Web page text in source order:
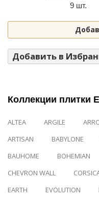
9 шт.
Добавить в
Коллекции плитки
ALTEA ARGILE
ARTISAN
BABYLONE
BAUHOME
BOHEMIAN
CHEVRON WALL
EARTH
EVOLUTION